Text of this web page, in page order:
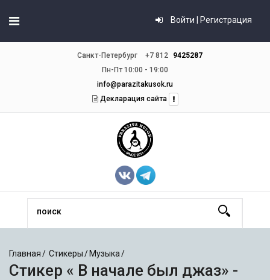
Войти | Регистрация
Санкт-Петербург +7 812
9425287
Пн-Пт 10:00 - 19:00
info@parazitakusok.ru
Декларация сайта
Главная Стикеры Музыка
Стикер « В начале был джаз» -